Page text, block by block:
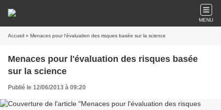
MENU
Accueil » Menaces pour l'évaluation des risques basée sur la science
Menaces pour l'évaluation des risques basée
sur la science
Publié le 12/06/2013 à 09:20